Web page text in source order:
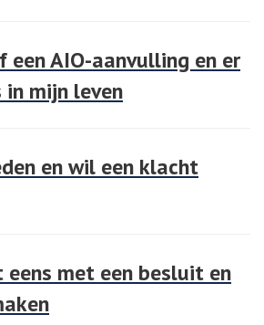
een AIO-aanvulling en er
mijn leven
en wil een klacht
eens met een besluit en